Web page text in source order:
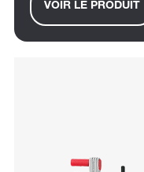
VOIR LE PRODUIT